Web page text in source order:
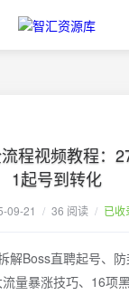
程视频教程：
1起号到转化
09-21 / 36 阅读 / 已收
解Boss直聘起号、
量暴涨技巧、16项